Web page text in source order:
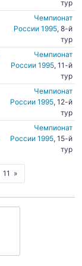
тур
Чемпионат
России 1995, 8-й
тур
Чемпионат
России 1995, 11-й
тур
Чемпионат
России 1995, 12-й
тур
Чемпионат
России 1995, 15-й
тур
11